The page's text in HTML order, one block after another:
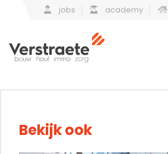
jobs academy
Bekijk ook